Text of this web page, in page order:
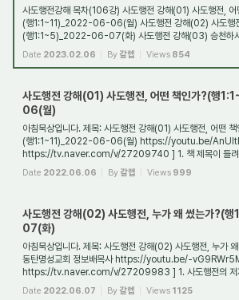
사도행전강해 목차(106강) 사도행전 강해(01) 사도행전, 어
(행1:1~11)_2022-06-06(월) 사도행전 강해(02) 사도행
(행1:1~5)_2022-06-07(화) 사도행전 강해(03) 승천하시
유언은 무엇이었나?(행1:1~11)_2022-...
Date 2023.02.06 By갈렙 Views 854
사도행전 강해(01) 사도행전, 어떤 책인가?(행
06(월)
아침묵상입니다. 제목: 사도행전 강해(01) 사도행전, 어떤
(행1:1~11)_2022-06-06(월) https://youtu.be/
https://tv.naver.com/v/27209740 ] 1. 책 제목이 들려
책인가? 사도행전은 헬라어로 '프락세아스 ...
Date 2022.06.06 By갈렙 Views 999
사도행전 강해(02) 사도행전, 누가 왜 썼는가
07(화)
아침묵상입니다. 제목: 사도행전 강해(02) 사도행전, 누가 왜
동탄명성교회 정보배목사 https://youtu.be/-
https://tv.naver.com/v/27209983 ] 1. 사도행전의 저자
어떤 것이 있는가? 사도행전은 사...
Date 2022.06.07 By갈렙 Views 1125